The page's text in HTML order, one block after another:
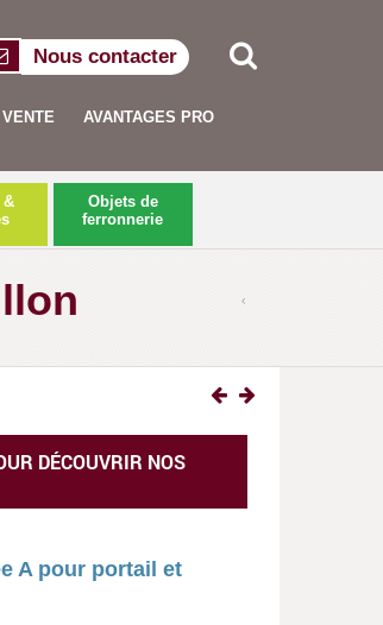
Nous contacter
AVANTAGES PRO
&
Objets de
ferronnerie
DÉCOUVRIR NOS
A pour portail et